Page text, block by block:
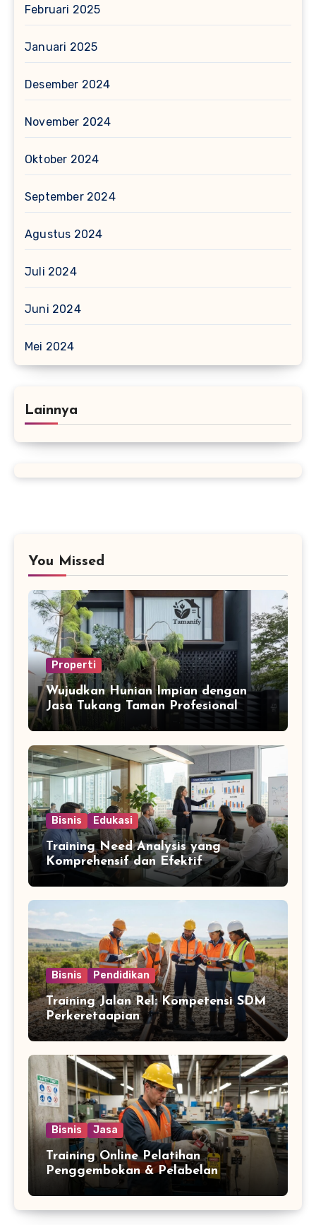
Februari 2025
Januari 2025
Desember 2024
November 2024
Oktober 2024
September 2024
Agustus 2024
Juli 2024
Juni 2024
Mei 2024
Lainnya
You Missed
Properti
Wujudkan Hunian Impian dengan
Jasa Tukang Taman Profesional
Bisnis Edukasi
Training Need Analysis yang
Komprehensif dan Efektif
Bisnis Pendidikan
Training Jalan Rel: Kompetensi SDM
Perkeretaapian
Bisnis Jasa
Training Online Pelatihan
Penggembokan & Pelabelan